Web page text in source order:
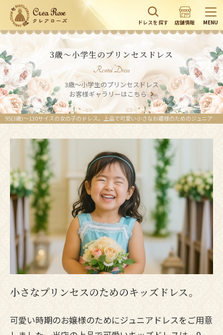
ドレスを探す 店舗情報 MENU
3歳〜小学生のプリンセスドレス
Rental Dress
3歳〜小学生のプリンセスドレス
お客様ギャラリーはこちら
95(3歳)〜130サイズの女の子のドレス。上品で可愛い小さなお姫様のためのジュニアドレスはクレアローズ。キッズのためのプリンセスドレス。｜クレアローズ
小さなプリンセスのためのキッズドレス。
可愛い時期のお嬢様のためにジュニアドレスをご用意